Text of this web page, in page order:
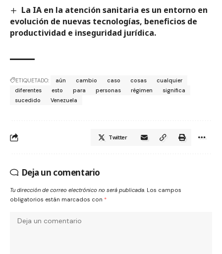
La IA en la atención sanitaria es un entorno en
evolución de nuevas tecnologías, beneficios de
productividad e inseguridad jurídica.
ETIQUETADO: aún cambio caso cosas
cualquier
diferentes
esto para personas régimen
significa
sucedido
Venezuela
Twitter
Deja un comentario
Tu dirección de correo electrónico no será publicada. Los campos
obligatorios están marcados con *